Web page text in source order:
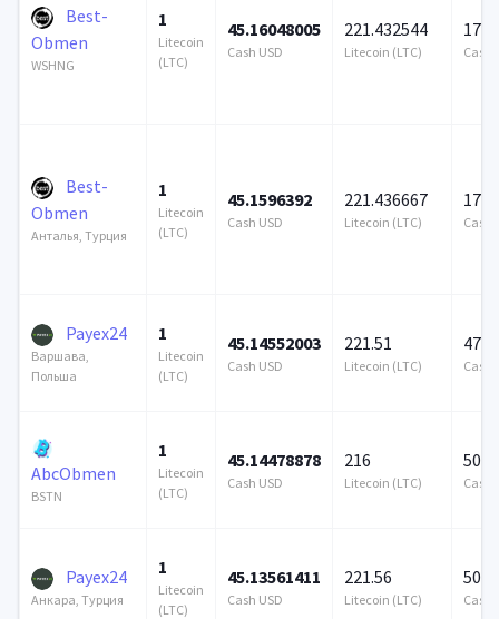
Best-
Obmen
WSHNG
1
Litecoin
(LTC)
45.16048005
Cash USD
221.432544
Litecoin (LTC)
172
Cash
Best-
Obmen
Анталья, Турция
1
Litecoin
(LTC)
45.1596392
Cash USD
221.436667
Litecoin (LTC)
172
Cash
Payex24
Варшава,
Польша
1
Litecoin
(LTC)
45.14552003
Cash USD
221.51
Litecoin (LTC)
476
Cash
AbcObmen
BSTN
1
Litecoin
(LTC)
45.14478878
Cash USD
216
Litecoin (LTC)
500
Cash
Payex24
Анкара, Турция
1
Litecoin
(LTC)
45.13561411
Cash USD
221.56
Litecoin (LTC)
500
Cash